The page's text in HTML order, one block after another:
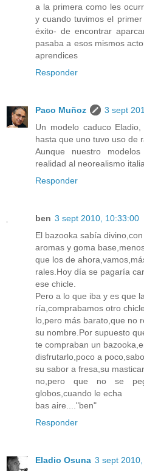
a la primera como les
y cuando tuvimos el
éxito- de encontrar
pasaba a esos mismos
aprendices
Responder
Paco Muñoz
3 sept
Un modelo caduco
hasta que uno tuvo uso de
Aunque nuestro
realidad al neorealismo
Responder
ben 3 sept 2010, 10:33:00
El bazooka sabía
aromas y goma
que los de
rales.Hoy día se pagaría
ese chicle.
Pero a lo que iba y es que
ría,comprabamos otro
lo,pero más barato,que no
su nombre.Por supuesto
te compraban un
disfrutarlo,poco a
su sabor a fresa,su
no,pero que no se
globos,cuando le echa
bas aire...."ben"
Responder
Eladio Osuna 3 sept